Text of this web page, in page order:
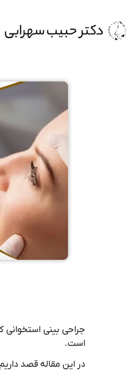
جراحی بینی
است.
در این مقاله قصد